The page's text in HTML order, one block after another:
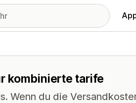
kombinierte tarife
Wenn du die